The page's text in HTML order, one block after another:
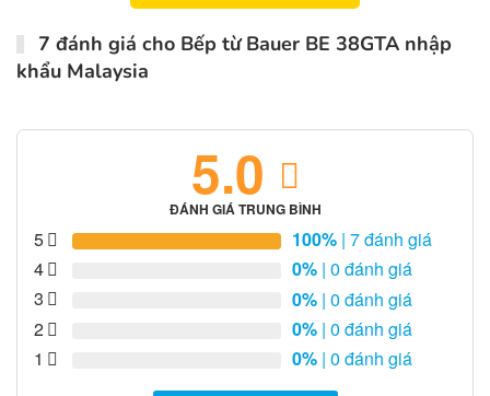
7 đánh giá cho Bếp từ Bauer BE 38GTA nhập
khẩu Malaysia
5.0
ĐÁNH GIÁ TRUNG BÌNH
5 100% | 7 đánh giá
4
0% | 0 đánh giá
3
0% | 0 đánh giá
2
0% | 0 đánh giá
1
0% | 0 đánh giá